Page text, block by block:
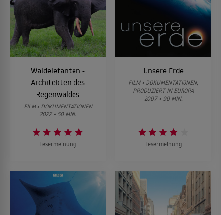
Waldelefanten -
Architekten des
Regenwaldes
FILM • DOKUMENTATIONEN
2022 • 50 MIN.
Lesermeinung
Unsere Erde
FILM • DOKUMENTATIONEN,
PRODUZIERT IN EUROPA
2007 • 90 MIN.
Lesermeinung